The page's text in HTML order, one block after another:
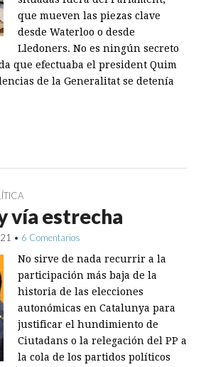
que mueven las piezas clave
desde Waterloo o desde
Lledoners. No es ningún secreto
que efectuaba el president Quim
de la Generalitat se detenía
vía estrecha
• 6 Comentarios
No sirve de nada recurrir a la
participación más baja de la
historia de las elecciones
autonómicas en Catalunya para
justificar el hundimiento de
Ciutadans o la relegación del PP a
la cola de los partidos políticos